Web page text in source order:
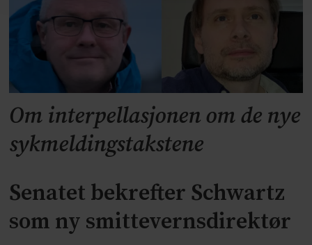
Om interpellasjonen om de nye
sykmeldingstakstene
Senatet bekrefter Schwartz
som ny smittevernsdirektør